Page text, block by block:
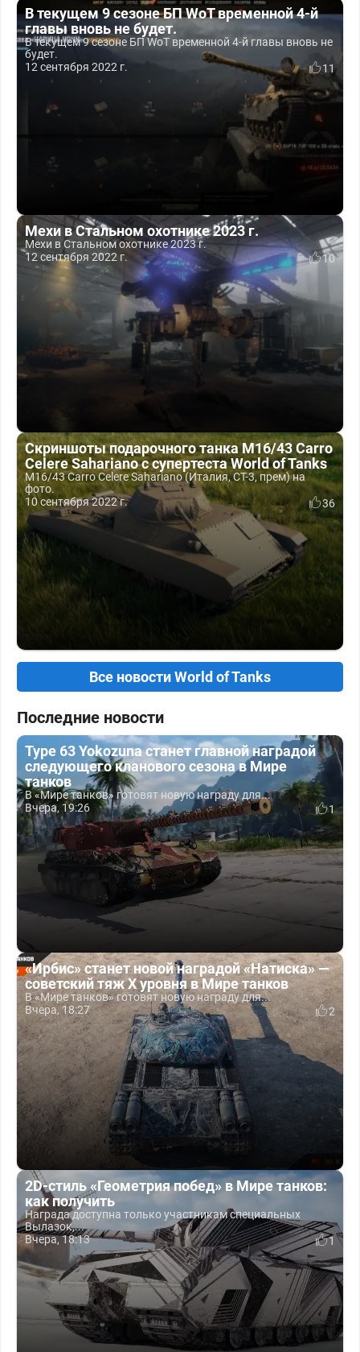
В текущем 9 сезоне БП WoT временной 4-й
главы вновь не будет.
В текущем 9 сезоне БП WoT временной 4-й главы вновь не
будет.
12 сентября 2022 г.
11
Мехи в Стальном охотнике 2023 г.
Мехи в Стальном охотнике 2023 г.
12 сентября 2022 г.
10
Скриншоты подарочного танка M16/43 Carro
Celere Sahariano с супертеста World of Tanks
M16/43 Carro Celere Sahariano (Италия, СТ-3, прем) на
фото.
10 сентября 2022 г.
36
Все новости World of Tanks
Последние новости
Type 63 Yokozuna станет главной наградой
следующего кланового сезона в Мире
танков
В «Мире танков» готовят новую награду для...
Вчера, 19:26
1
«Ирбис» станет новой наградой «Натиска» —
советский тяж X уровня в Мире танков
В «Мире танков» готовят новую награду для...
Вчера, 18:27
2
2D-стиль «Геометрия побед» в Мире танков:
как получить
Награда доступна только участникам специальных
Вылазок,...
Вчера, 18:13
1